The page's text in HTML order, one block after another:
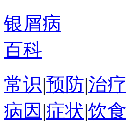
银屑病
百科
常识|预防|治疗
病因 |症状|饮食